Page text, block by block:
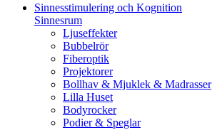
Sinnesstimulering och Kognition
Sinnesrum
Ljuseffekter
Bubbelrör
Fiberoptik
Projektorer
Bollhav & Mjuklek & Madrasser
Lilla Huset
Bodyrocker
Podier & Speglar